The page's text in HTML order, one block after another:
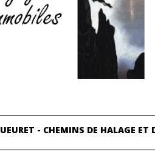
- CHEMINS DE HALAGE ET